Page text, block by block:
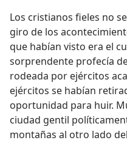
Los cristianos fieles no
giro de los
que habían visto era el
sorprendente profecía
rodeada por ejércitos
ejércitos se habían
oportunidad para huir.
ciudad gentil
montañas al otro lado